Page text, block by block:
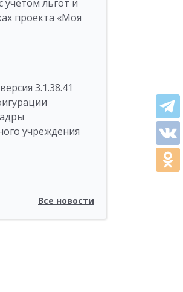
учетом льгот и
проекта «Моя
3.1.38.41
учреждения
Все новости